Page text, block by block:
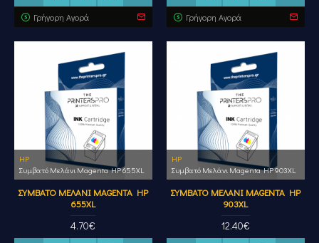
Γρήγορη Αγορά Γρήγορη Αγορά
HP
Συμβατό Μελάνι Magenta HP 655XL
ΣΥΜΒΑΤΌ ΜΕΛΆΝΙ MAGENTA HP
655XL
4.70€
HP
Συμβατό Μελάνι Magenta HP 903XL
ΣΥΜΒΑΤΌ ΜΕΛΆΝΙ MAGENTA HP
903XL
12.40€